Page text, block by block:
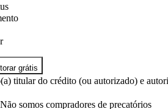
grátis
titular do crédito (ou autorizado) e
Não somos compradores de precatórios